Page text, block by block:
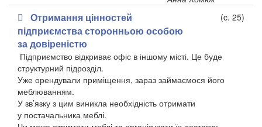
Отримання цінностей
підприємства сторонньою особою
за довіреністю
(c. 25)
Підприємство відкриває офіс в іншому місті. Це буде
структурний підрозділ.
Уже орендували приміщення, зараз займаємося його
меблюванням.
У зв’язку з цим виникла необхідність отримати
у постачальника меблі.